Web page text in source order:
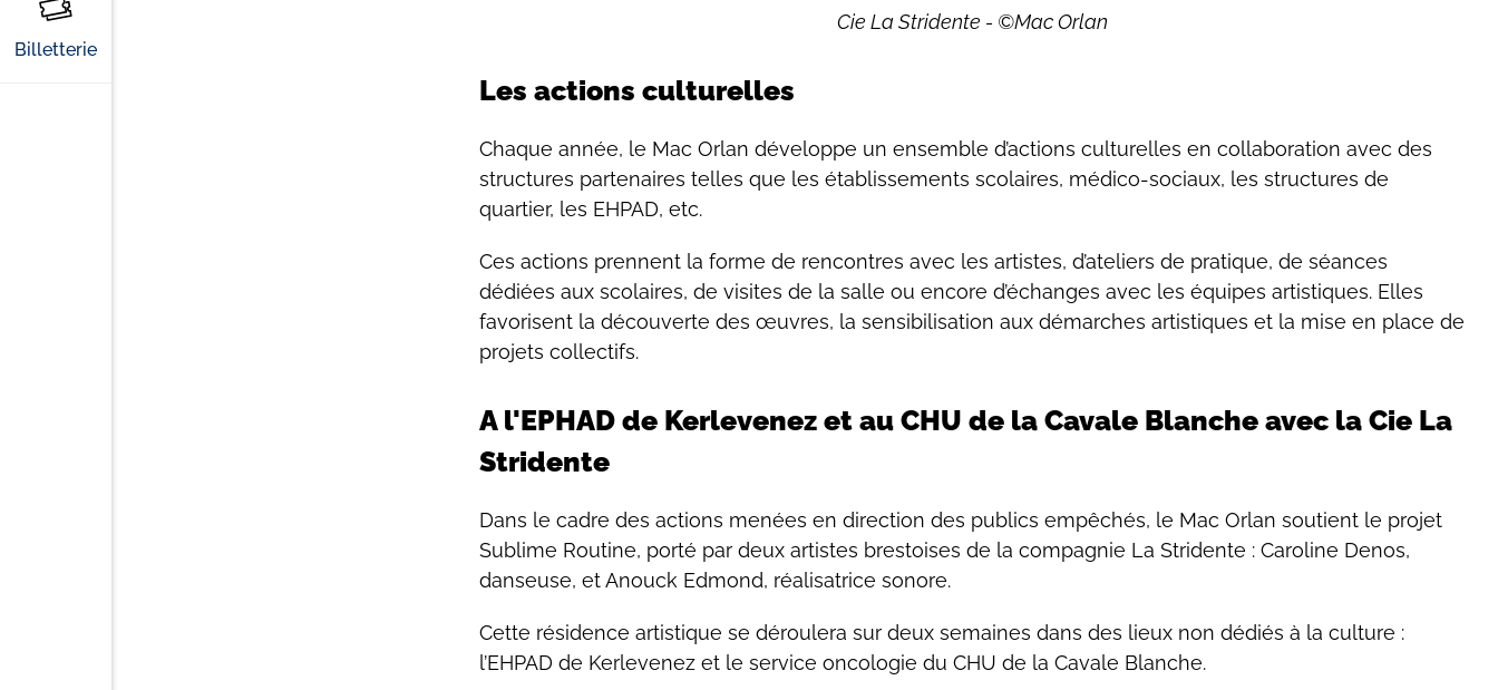
Billetterie
Cie La Stridente - ©Mac Orlan
Les actions culturelles
Chaque année, le Mac Orlan développe un ensemble d’actions culturelles en collaboration avec des
structures partenaires telles que les établissements scolaires, médico-sociaux, les structures de
quartier, les EHPAD, etc.
Ces actions prennent la forme de rencontres avec les artistes, d’ateliers de pratique, de séances
dédiées aux scolaires, de visites de la salle ou encore d’échanges avec les équipes artistiques. Elles
favorisent la découverte des œuvres, la sensibilisation aux démarches artistiques et la mise en place de
projets collectifs.
A l'EPHAD de Kerlevenez et au CHU de la Cavale Blanche avec la Cie La
Stridente
Dans le cadre des actions menées en direction des publics empêchés, le Mac Orlan soutient le projet
Sublime Routine, porté par deux artistes brestoises de la compagnie La Stridente : Caroline Denos,
danseuse, et Anouck Edmond, réalisatrice sonore.
Cette résidence artistique se déroulera sur deux semaines dans des lieux non dédiés à la culture :
l’EHPAD de Kerlevenez et le service oncologie du CHU de la Cavale Blanche.